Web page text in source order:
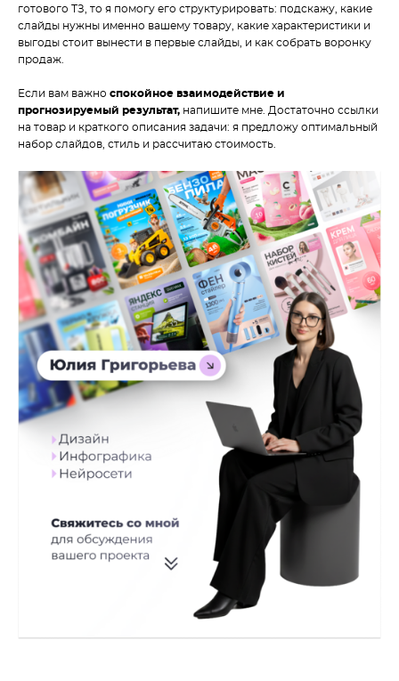
готового ТЗ, то я помогу его структурировать: подскажу, какие
слайды нужны именно вашему товару, какие характеристики и
выгоды стоит вынести в первые слайды, и как собрать воронку
продаж.
Если вам важно спокойное взаимодействие и
прогнозируемый результат, напишите мне. Достаточно ссылки
на товар и краткого описания задачи: я предложу оптимальный
набор слайдов, стиль и рассчитаю стоимость.